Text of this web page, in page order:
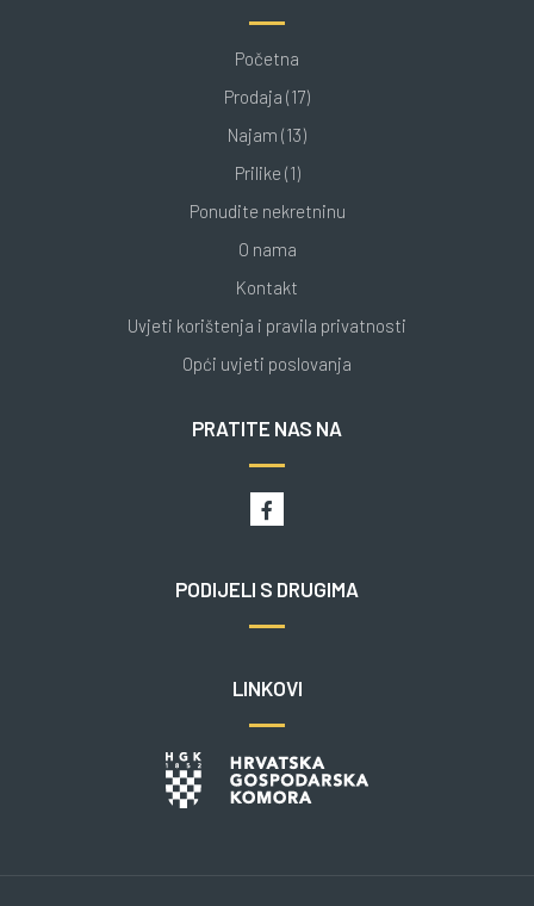
Početna
Prodaja (17)
Najam (13)
Prilike (1)
Ponudite nekretninu
O nama
Kontakt
Uvjeti korištenja i pravila privatnosti
Opći uvjeti poslovanja
PRATITE NAS NA
PODIJELI S DRUGIMA
LINKOVI